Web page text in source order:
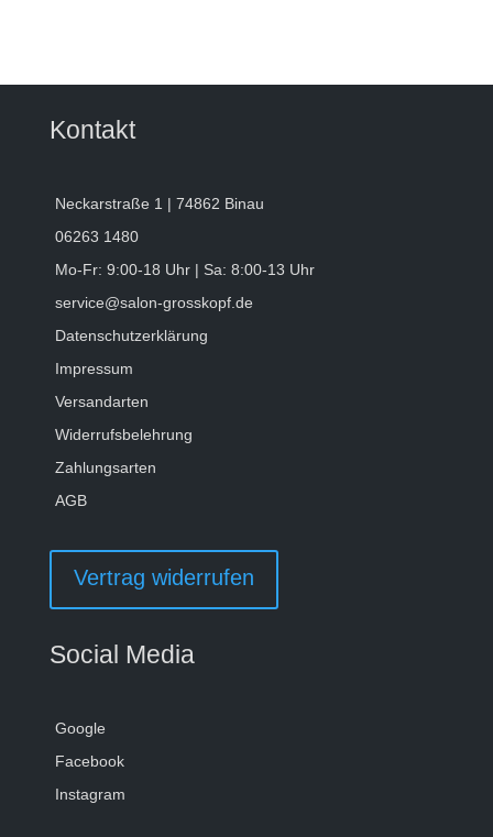
Kontakt
Neckarstraße 1 | 74862 Binau
06263 1480
Mo-Fr: 9:00-18 Uhr | Sa: 8:00-13 Uhr
service@salon-grosskopf.de
Datenschutzerklärung
Impressum
Versandarten
Widerrufsbelehrung
Zahlungsarten
AGB
Vertrag widerrufen
Social Media
Google
Facebook
Instagram